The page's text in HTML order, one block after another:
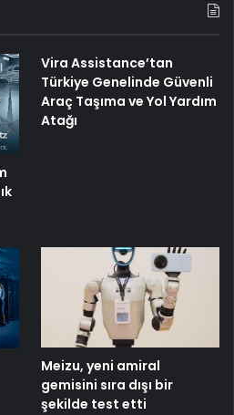
Vira Assistance’tan
Türkiye Genelinde Güvenli
Araç Taşıma ve Yol Yardım
Atağı
Meizu, yeni amiral
gemisini sıra dışı bir
şekilde test etti